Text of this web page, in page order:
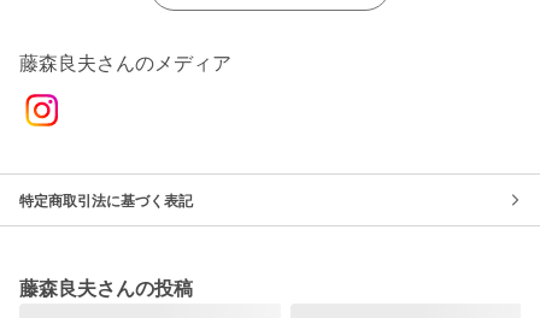
藤森良夫さんのメディア
特定商取引法に基づく表記
藤森良夫さんの投稿